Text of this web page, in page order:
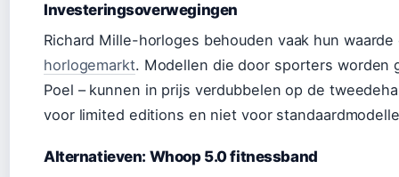
Investeringsoverwegingen
Richard Mille-horloges behouden vaak hun
horlogemarkt. Modellen die door sporters worden
Poel – kunnen in prijs verdubbelen op de
voor limited editions en niet voor
Alternatieven: Whoop 5.0 fitnessband